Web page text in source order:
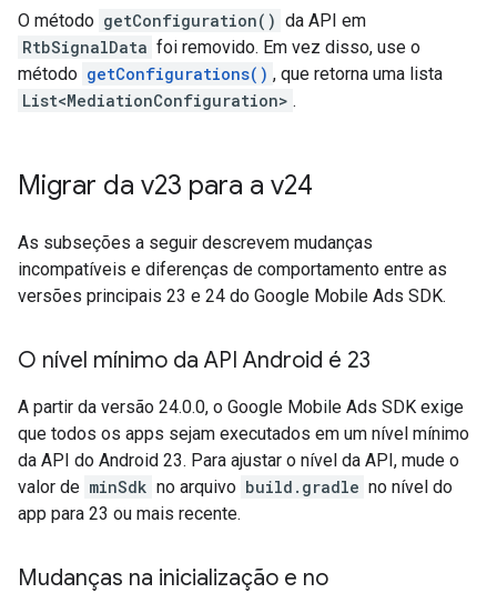
O método getConfiguration() da API em
RtbSignalData foi removido. Em vez disso, use o
método getConfigurations() , que retorna uma lista
List<MediationConfiguration> .
Migrar da v23 para a v24
As subseções a seguir descrevem mudanças
incompatíveis e diferenças de comportamento entre as
versões principais 23 e 24 do Google Mobile Ads SDK.
O nível mínimo da API Android é 23
A partir da versão 24.0.0, o Google Mobile Ads SDK exige
que todos os apps sejam executados em um nível mínimo
da API do Android 23. Para ajustar o nível da API, mude o
valor de minSdk no arquivo build.gradle no nível do
app para 23 ou mais recente.
Mudanças na inicialização e no